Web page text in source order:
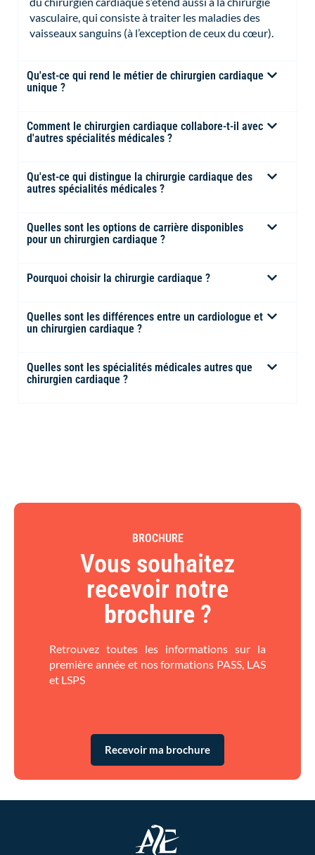
vasculaire, qui consiste à traiter les maladies des
vaisseaux sanguins (à l’exception de ceux du cœur).
Qu'est-ce qui rend le métier de chirurgien cardiaque
unique ?
Comment le chirurgien cardiaque collabore-t-il avec
d'autres spécialités médicales ?
Qu'est-ce qui distingue la chirurgie cardiaque des
autres spécialités médicales ?
Quelles sont les options de carrière disponibles
pour un chirurgien cardiaque ?
Pourquoi choisir la chirurgie cardiaque ?
Quelles sont les différences entre un cardiologue et
un chirurgien cardiaque ?
Quelles sont les spécialités médicales autres que
chirurgien cardiaque ?
BROCHURE
Vous souhaitez
recevoir notre
brochure?​
Retrouvez toutes les informations sur la
première année et nos formations PASS, LAS
et LSPS
Recevoir ma brochure